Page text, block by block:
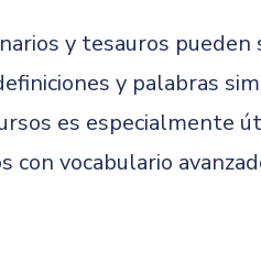
y tesauros
y palabras
es especialmente
con vocabulario